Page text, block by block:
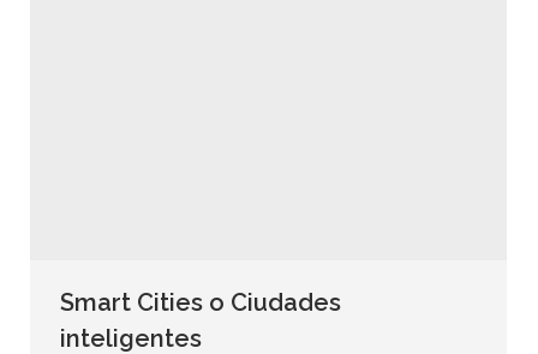
Smart Cities o Ciudades
inteligentes